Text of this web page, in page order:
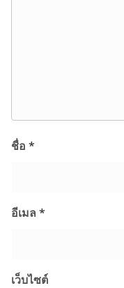
ชื่อ *
อีเมล *
เว็บไซต์